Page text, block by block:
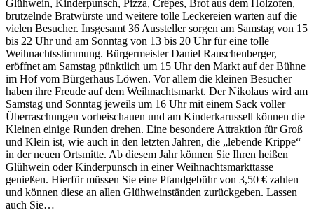
Glühwein, Kinderpunsch, Pizza, Crêpes, Brot aus dem Holzofen,
brutzelnde Bratwürste und weitere tolle Leckereien warten auf die
vielen Besucher. Insgesamt 36 Aussteller sorgen am Samstag von 15
bis 22 Uhr und am Sonntag von 13 bis 20 Uhr für eine tolle
Weihnachtsstimmung. Bürgermeister Daniel Rauschenberger,
eröffnet am Samstag pünktlich um 15 Uhr den Markt auf der Bühne
im Hof vom Bürgerhaus Löwen. Vor allem die kleinen Besucher
haben ihre Freude auf dem Weihnachtsmarkt. Der Nikolaus wird am
Samstag und Sonntag jeweils um 16 Uhr mit einem Sack voller
Überraschungen vorbeischauen und am Kinderkarussell können die
Kleinen einige Runden drehen. Eine besondere Attraktion für Groß
und Klein ist, wie auch in den letzten Jahren, die „lebende Krippe“
in der neuen Ortsmitte. Ab diesem Jahr können Sie Ihren heißen
Glühwein oder Kinderpunsch in einer Weihnachtsmarkttasse
genießen. Hierfür müssen Sie eine Pfandgebühr von 3,50 € zahlen
und können diese an allen Glühweinständen zurückgeben. Lassen
auch Sie…